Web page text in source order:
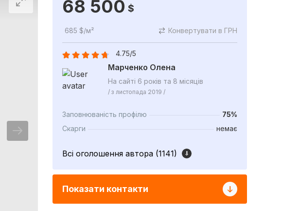
68 500 $
685 $/м² Конвертувати в ГРН
4.75/5
Марченко Олена
На сайті 6 років та 8 місяців
/ з листопада 2019 /
Заповнюваність профілю
75%
Скарги
немає
Всі оголошення автора (1141)
Показати контакти